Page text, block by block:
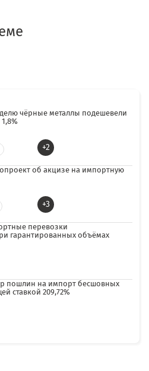
чёрные металлы подешевели
+2
об акцизе на импортную
+3
перевозки
гарантированных объёмах
пошлин на импорт бесшовных
ставкой 209,72%